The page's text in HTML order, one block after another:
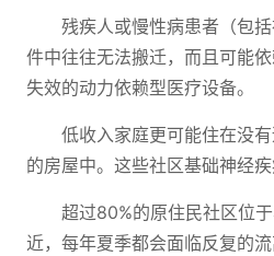
残疾人或慢性病患者（包
件中往往无法搬迁，而且可能
失效的动力依赖型医疗设备。
低收入家庭更可能住在没
的房屋中。这些社区基础神经疾
超过80%的原住民社区位
近，每年夏季都会面临反复的